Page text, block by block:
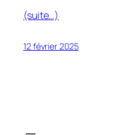
(suite…)
12 février 2025